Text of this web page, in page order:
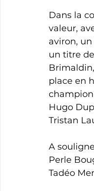
Dans la
valeur,
aviron,
un titre
place en
Hugo
Tristan
A
Perle
Tadéo